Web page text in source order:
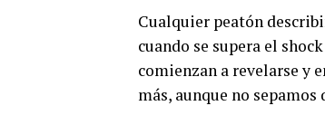
Cualquier peatón
cuando se supera el
comienzan a revelarse y
más, aunque no